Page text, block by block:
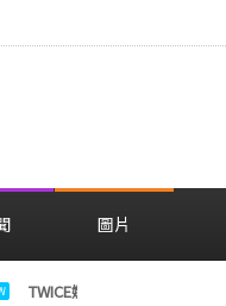
圖片
TWICE娜璉，花背景感性自